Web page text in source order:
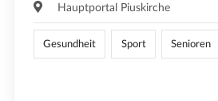
Hauptportal Piuskirche
Gesundheit Sport Senioren